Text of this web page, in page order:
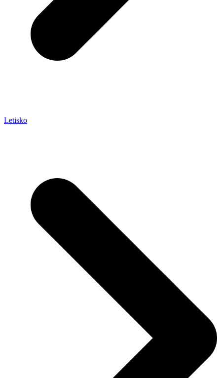
Letisko